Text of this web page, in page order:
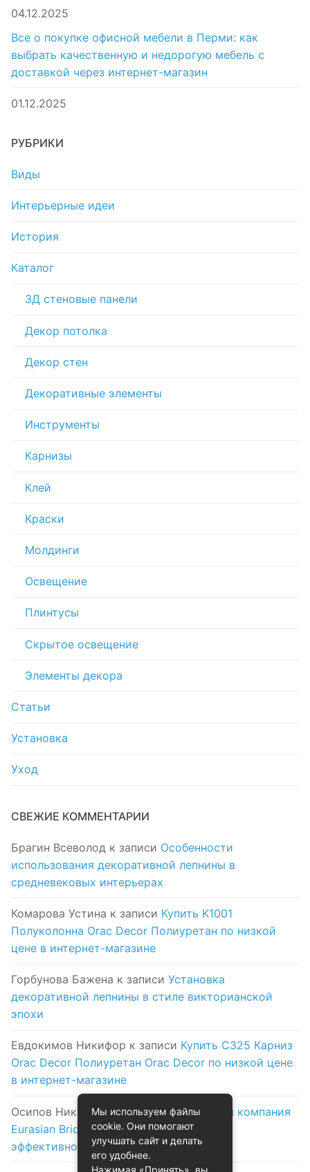
04.12.2025
Все о покупке офисной мебели в Перми: как
выбрать качественную и недорогую мебель с
доставкой через интернет-магазин
01.12.2025
РУБРИКИ
Виды
Интерьерные идеи
История
Каталог
3Д стеновые панели
Декор потолка
Декор стен
Декоративные элементы
Инструменты
Карнизы
Клей
Краски
Молдинги
Освещение
Плинтусы
Скрытое освещение
Элементы декора
Статьи
Установка
Уход
СВЕЖИЕ КОММЕНТАРИИ
Брагин Всеволод к записи Особенности
использования декоративной лепнины в
средневековых интерьерах
Комарова Устина к записи Купить K1001
Полуколонна Orac Decor Полиуретан по низкой
цене в интернет-магазине
Горбунова Бажена к записи Установка
декоративной лепнины в стиле викторианской
эпохи
Евдокимов Никифор к записи Купить C325 Карниз
Orac Decor Полиуретан Orac Decor по низкой цене
в интернет-магазине
Осипов Николак записиЛогистическая компания
Eurasian Bridge в Астане: надежность и
эффективность на первом месте
Мы используем файлы
cookie. Они помогают
улучшать сайт и делать
его удобнее.
Нажимая «Принять», вы